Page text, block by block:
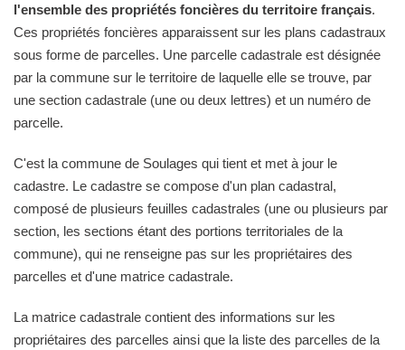
l'ensemble des propriétés foncières du territoire français.
Ces propriétés foncières apparaissent sur les plans cadastraux
sous forme de parcelles. Une parcelle cadastrale est désignée
par la commune sur le territoire de laquelle elle se trouve, par
une section cadastrale (une ou deux lettres) et un numéro de
parcelle.
C'est la commune de Soulages qui tient et met à jour le
cadastre. Le cadastre se compose d'un plan cadastral,
composé de plusieurs feuilles cadastrales (une ou plusieurs par
section, les sections étant des portions territoriales de la
commune), qui ne renseigne pas sur les propriétaires des
parcelles et d'une matrice cadastrale.
La matrice cadastrale contient des informations sur les
propriétaires des parcelles ainsi que la liste des parcelles de la